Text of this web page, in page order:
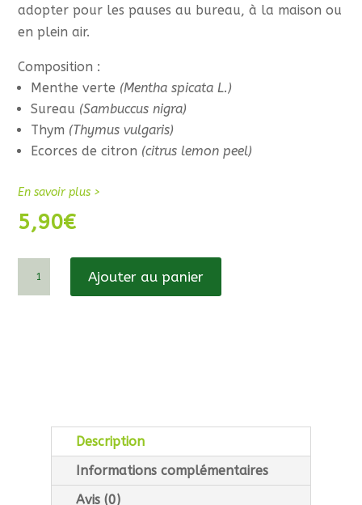
adopter pour les pauses au bureau, à la maison ou
en plein air.
Composition :
Menthe verte (Mentha spicata L.)
Sureau (Sambuccus nigra)
Thym (Thymus vulgaris)
Ecorces de citron (citrus lemon peel)
En savoir plus >
5,90€
Ajouter au panier
Description
Informations complémentaires
Avis (0)